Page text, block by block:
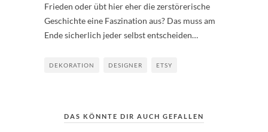
Frieden oder übt hier eher die zerstörerische
Geschichte eine Faszination aus? Das muss am
Ende sicherlich jeder selbst entscheiden…
DEKORATION DESIGNER ETSY
DAS KÖNNTE DIR AUCH GEFALLEN